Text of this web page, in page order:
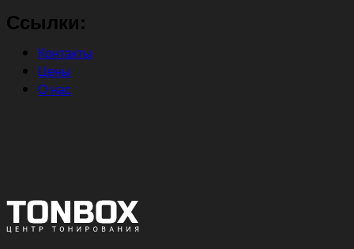
Ссылки:
Контакты
Цены
О нас